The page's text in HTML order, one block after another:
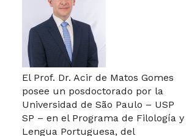
El Prof. Dr. Acir de Matos Gomes
posee un posdoctorado por la
Universidad de São Paulo – USP
SP – en el Programa de Filología y
Lengua Portuguesa, del